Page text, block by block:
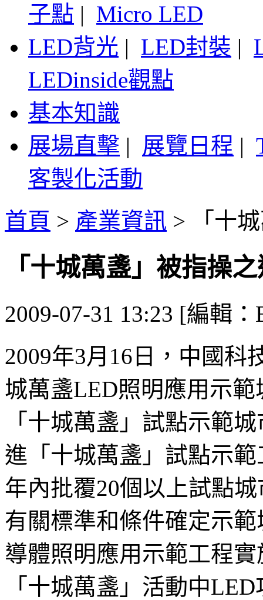
子點 | Micro LED
LED背光 | LED封裝 |
LEDinside觀點
基本知識
展場直擊 | 展覽日程 |
客製化活動
首頁 > 產業資訊 > 「十
「十城萬盞」被指操
2009-07-31 13:23 [編輯：
2009年3月16日，中國科
城萬盞LED照明應用示
「十城萬盞」試點示範
進「十城萬盞」試點示
年內批覆20個以上試點
有關標準和條件確定示
導體照明應用示範工程
「十城萬盞」活動中